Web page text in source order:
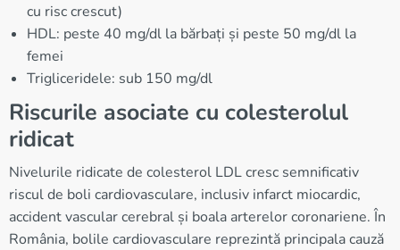
cu risc crescut)
HDL: peste 40 mg/dl la bărbați și peste 50 mg/dl la
femei
Trigliceridele: sub 150 mg/dl
Riscurile asociate cu colesterolul
ridicat
Nivelurile ridicate de colesterol LDL cresc semnificativ
riscul de boli cardiovasculare, inclusiv infarct miocardic,
accident vascular cerebral și boala arterelor coronariene. În
România, bolile cardiovasculare reprezintă principala cauză